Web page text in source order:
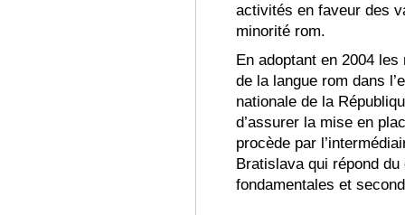
activités en faveur des
minorité rom.
En adoptant en 2004
de la langue rom dans
nationale de la
d’assurer la mise en
procède par
Bratislava qui répond
fondamentales et